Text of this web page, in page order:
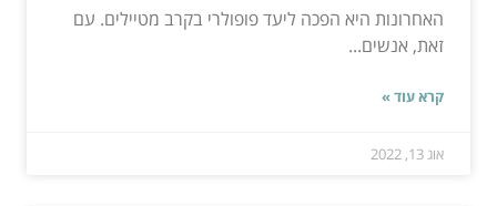
האחרונות היא הפכה ליעד פופולרי בקרב מטיילים. עם
זאת, אנשים...
קרא עוד »
אוג 13, 2022